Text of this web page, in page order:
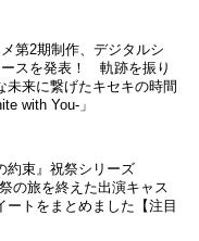
メ第2期制作、デジタルシ
スを発表！ 軌跡を振り
未来に繋げたキセキの時間
with You-」
約束』祝祭シリーズ
の旅を終えた出演キャス
ートをまとめました【注目